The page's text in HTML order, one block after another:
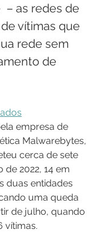
– as redes de
vítimas que
rede sem
de
empresa de
Malwarebytes,
cerca de sete
2022, 14 em
duas entidades
uma queda
de julho, quando
vítimas.